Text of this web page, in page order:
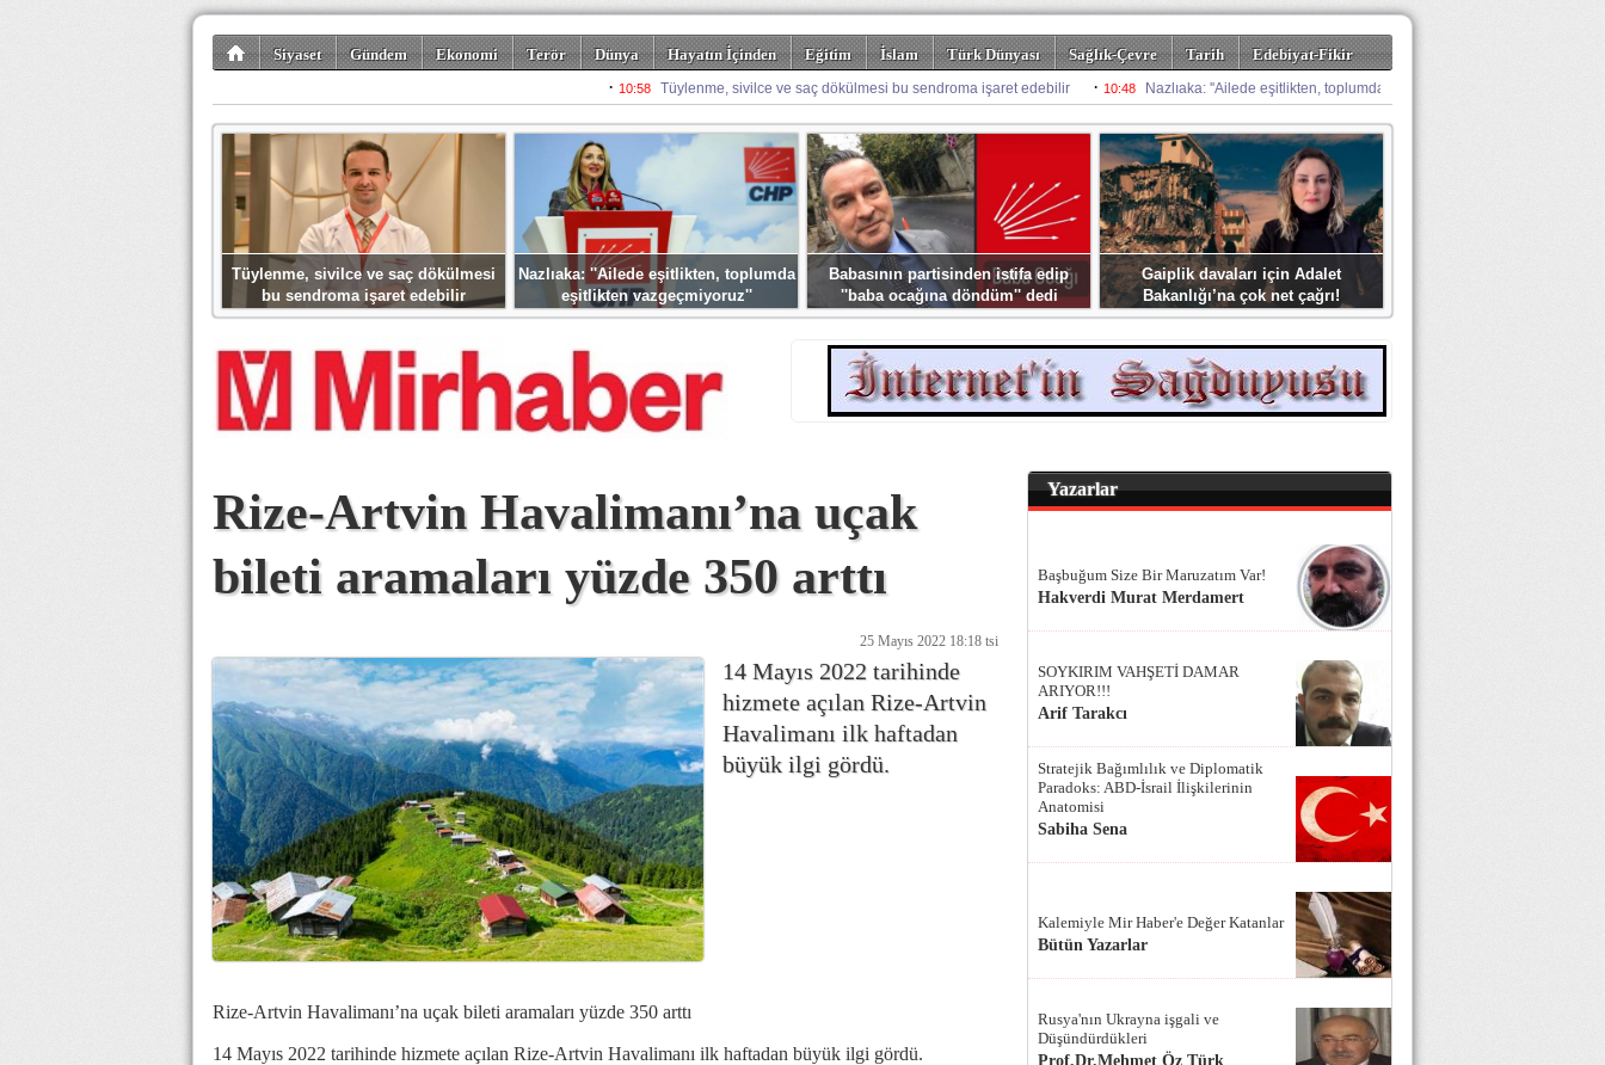
Siyaset Gündem Ekonomi Terör Dünya Hayatın İçinden Eğitim İslam Türk Dünyası Sağlık-Çevre Tarih
Edebiyat-Fikir
Spor Misafir Kalem Foto Galeriler
Tüylenme, sivilce ve saç dökülmesi
bu sendroma işaret edebilir
Nazlıaka: ''Ailede eşitlikten, toplumda
eşitlikten vazgeçmiyoruz''
Babasının partisinden istifa edip
''baba ocağına döndüm'' dedi
Gaiplik davaları için Adalet
Bakanlığı’na çok net çağrı!
Rize-Artvin Havalimanı’na uçak
bileti aramaları yüzde 350 arttı
25 Mayıs 2022 18:18 tsi
14 Mayıs 2022 tarihinde
hizmete açılan Rize-Artvin
Havalimanı ilk haftadan
büyük ilgi gördü.
Rize-Artvin Havalimanı’na uçak bileti aramaları yüzde 350 arttı
14 Mayıs 2022 tarihinde hizmete açılan Rize-Artvin Havalimanı ilk haftadan büyük ilgi gördü.
Yazarlar
Başbuğum Size Bir Maruzatım Var!
Hakverdi Murat Merdamert
SOYKIRIM VAHŞETİ DAMAR
ARIYOR!!!
Arif Tarakcı
Stratejik Bağımlılık ve Diplomatik
Paradoks: ABD-İsrail İlişkilerinin
Anatomisi
Sabiha Sena
Kalemiyle Mir Haber'e Değer Katanlar
Bütün Yazarlar
Rusya'nın Ukrayna işgali ve
Düşündürdükleri
Prof.Dr.Mehmet Öz Türk